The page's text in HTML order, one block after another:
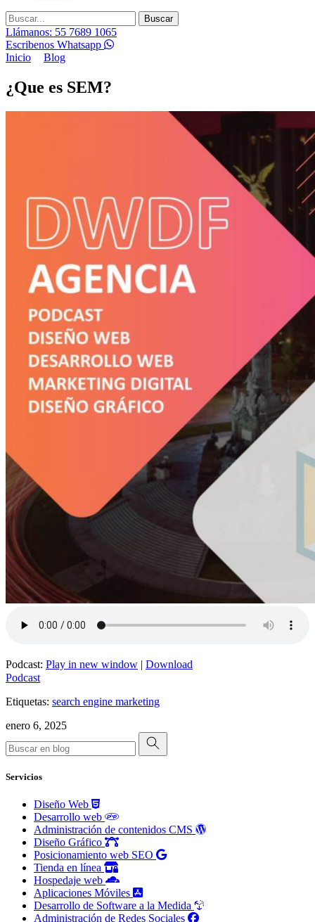
Buscar
Llámanos: 55 7689 1065
Escribenos Whatsapp
Inicio
Blog
¿Que es SEM?
Podcast: Play in new window | Download
Podcast
Etiquetas: search engine marketing
enero 6, 2025
Servicios
Diseño Web
Desarrollo web
Administración de contenidos CMS
Diseño Gráfico
Posicionamiento web SEO
Tienda en línea
Hospedaje web
Aplicaciones Móviles
Desarrollo de Software a la Medida
Administración de Redes Sociales